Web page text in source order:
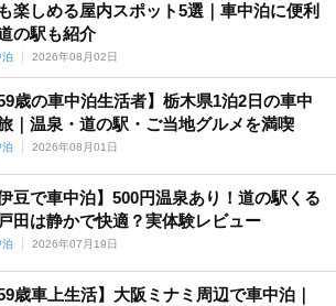
楽しめる屋内スポット5選｜車中泊に便利
の駅も紹介
泊 2026年08月02日
59歳の車中泊生活者】栃木県1泊2日の車中
｜温泉・道の駅・ご当地グルメを満喫
泊 2026年08月01日
伊豆で車中泊】500円温泉あり！道の駅くる
田は静かで快適？実体験レビュー
泊 2026年07月19日
59歳車上生活】大阪ミナミ周辺で車中泊｜